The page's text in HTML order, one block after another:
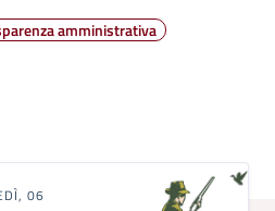
amministrativa
06